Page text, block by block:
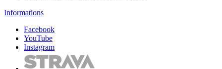
Informations
Facebook
YouTube
Instagram